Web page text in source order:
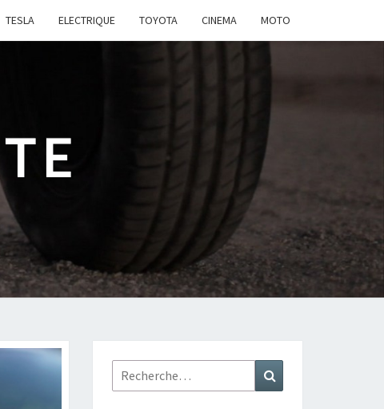
TESLA ELECTRIQUE TOYOTA CINEMA MOTO
Rechercher :